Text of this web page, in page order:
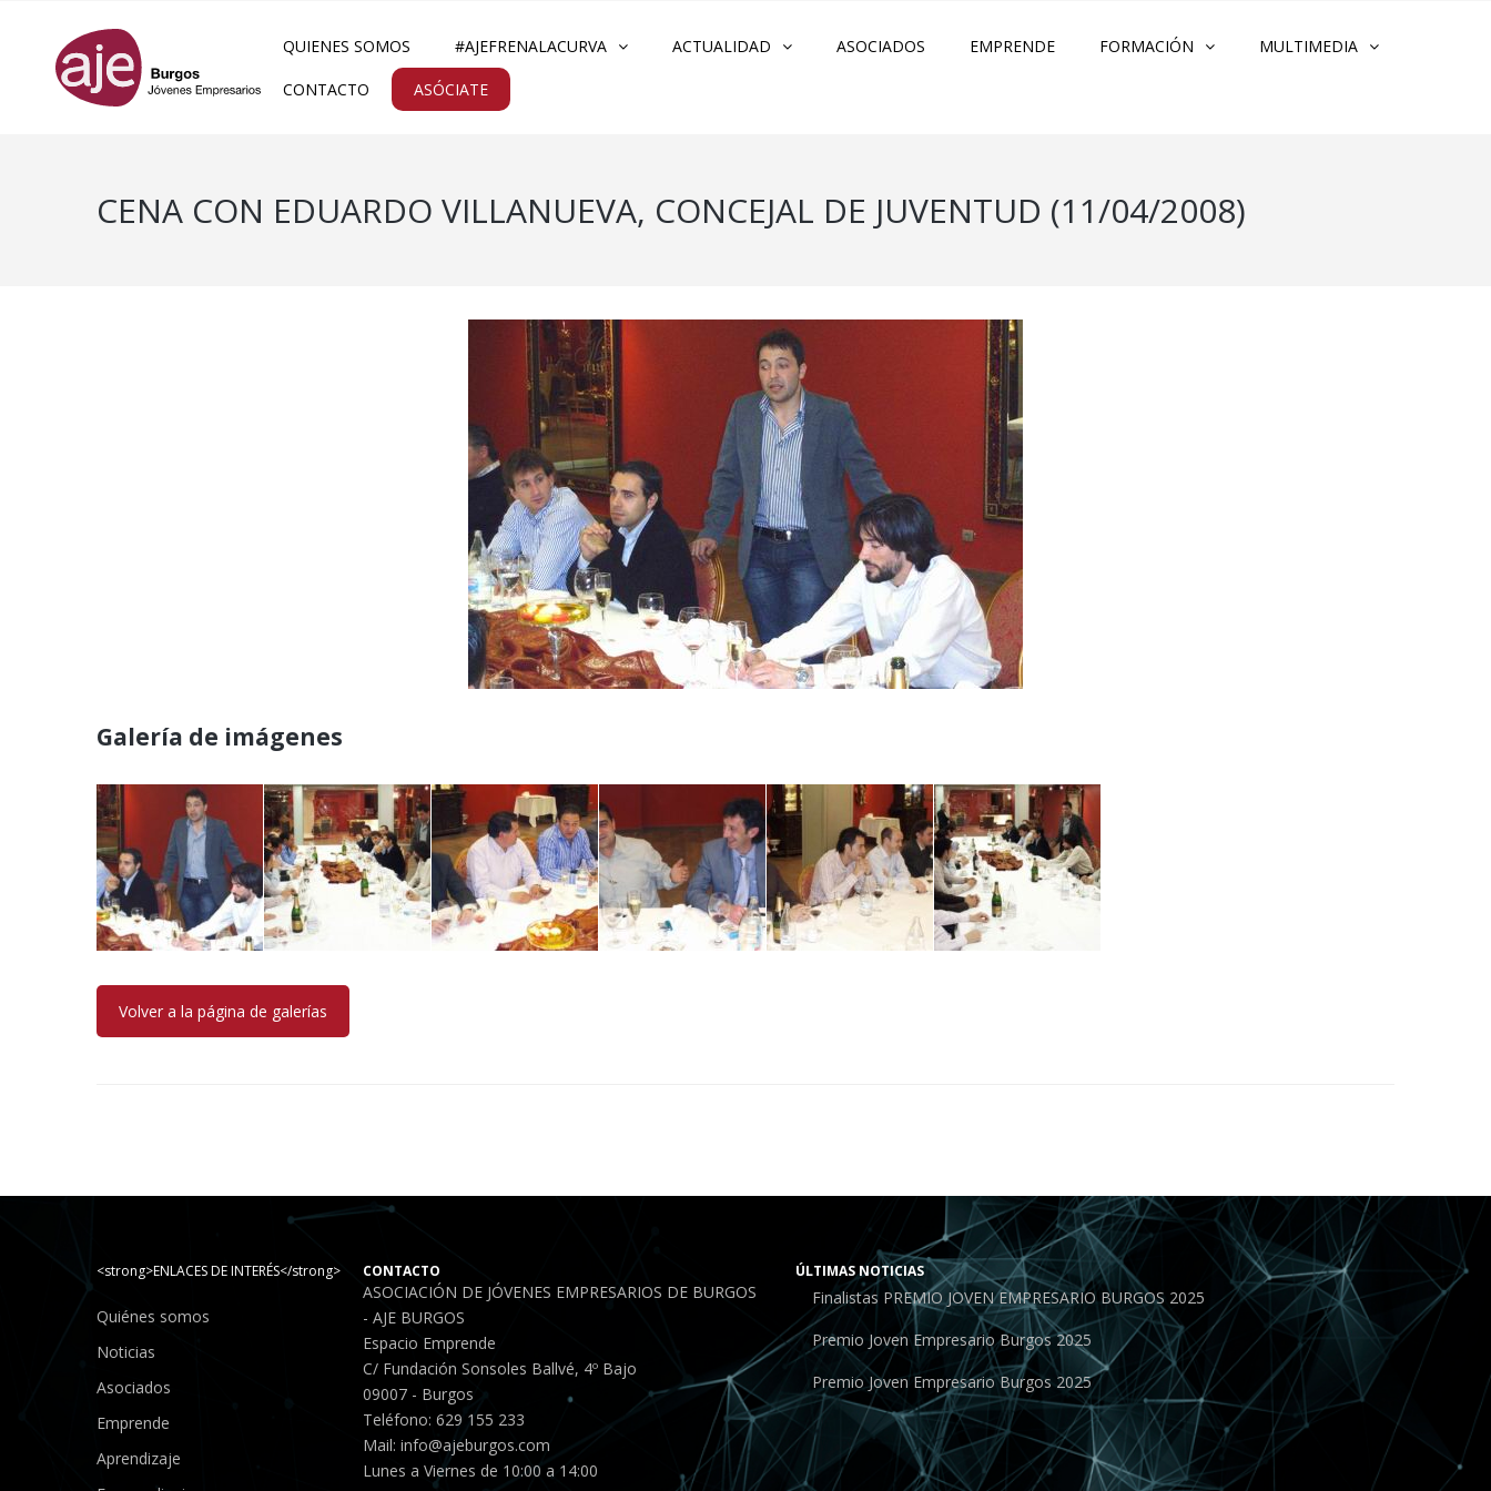
QUIENES SOMOS #AJEFRENALACURVA ACTUALIDAD ASOCIADOS EMPRENDE FORMACIÓN MULTIMEDIA
CONTACTO ASÓCIATE
CENA CON EDUARDO VILLANUEVA, CONCEJAL DE JUVENTUD (11/04/2008)
Galería de imágenes
Volver a la página de galerías
<strong>ENLACES DE INTERÉS</strong>
Quiénes somos
Noticias
Asociados
Emprende
Aprendizaje
CONTACTO
ASOCIACIÓN DE JÓVENES EMPRESARIOS DE BURGOS
- AJE BURGOS
Espacio Emprende
C/ Fundación Sonsoles Ballvé, 4º Bajo
09007 - Burgos
Teléfono: 629 155 233
Mail: info@ajeburgos.com
Lunes a Viernes de 10:00 a 14:00
ÚLTIMAS NOTICIAS
Finalistas PREMIO JOVEN EMPRESARIO BURGOS 2025
Premio Joven Empresario Burgos 2025
Premio Joven Empresario Burgos 2025